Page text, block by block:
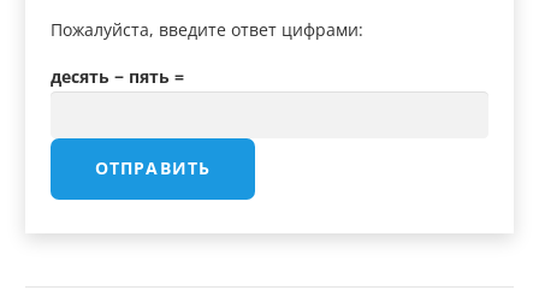
Пожалуйста, введите ответ цифрами:
десять − пять =